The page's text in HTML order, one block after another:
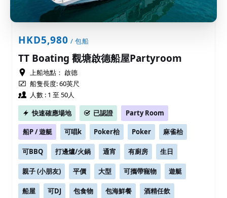
HKD5,980 / 包船
TT Boating 觀塘啟德船屋Partyroom
上船地點： 啟德
船隻長度: 60英尺
人數 : 1 至 50人
快速確應場地
已認證 Party Room
船P / 遊艇 可唱k Poker枱 Poker 麻雀枱
可BBQ 打邊爐/火鍋 通宵 有廚房 生日
親子 (小朋友) 平價 大型 可攜帶寵物 遊艇
船屋 可DJ 包食物 包海鮮餐 酒精任飲